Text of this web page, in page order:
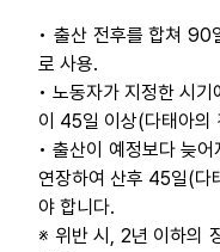
• 출산 전후를 합쳐 90
로 사용.
• 노동자가 지정한 시
이 45일 이상(다태아의
• 출산이 예정보다 늦
연장하여 산후 45일(다
야 합니다.
※ 위반 시, 2년 이하의
자료
부설기관
업무